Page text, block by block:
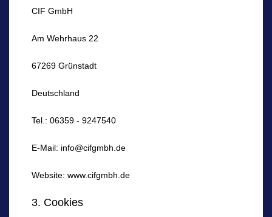
CIF GmbH
Am Wehrhaus 22
67269 Grünstadt
Deutschland
Tel.: 06359 - 9247540
E-Mail: info@cifgmbh.de
Website: www.cifgmbh.de
3. Cookies